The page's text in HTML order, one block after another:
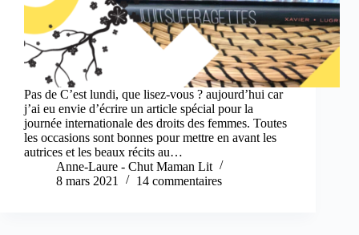
Pas de C’est lundi, que lisez-vous ? aujourd’hui car
j’ai eu envie d’écrire un article spécial pour la
journée internationale des droits des femmes. Toutes
les occasions sont bonnes pour mettre en avant les
autrices et les beaux récits au…
Anne-Laure - Chut Maman Lit
8 mars 2021
14 commentaires